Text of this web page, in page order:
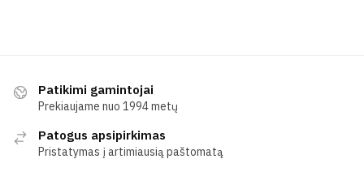
Patikimi gamintojai
Prekiaujame nuo 1994 metų
Patogus apsipirkimas
Pristatymas į artimiausią paštomatą